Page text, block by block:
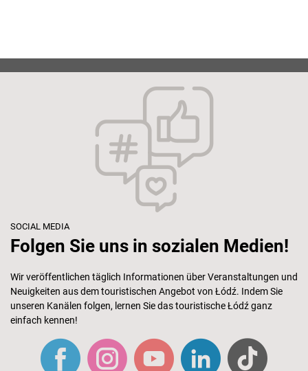
SOCIAL MEDIA
Folgen Sie uns in sozialen Medien!
Wir veröffentlichen täglich Informationen über Veranstaltungen und
Neuigkeiten aus dem touristischen Angebot von Łódź. Indem Sie
unseren Kanälen folgen, lernen Sie das touristische Łódź ganz
einfach kennen!